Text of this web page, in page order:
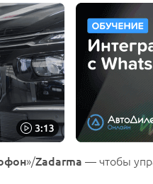
»/Zadarma — чтобы